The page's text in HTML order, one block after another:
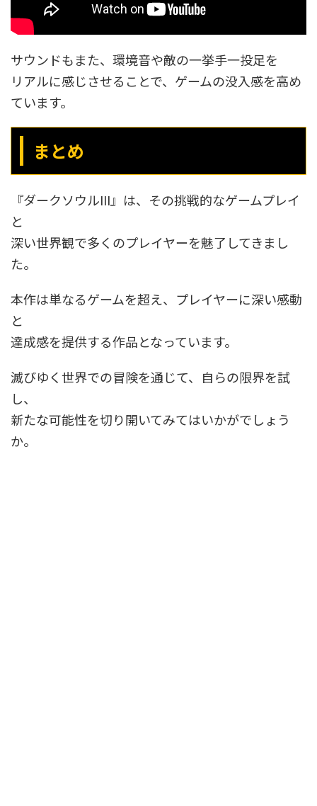
サウンドもまた、環境音や敵の一挙手一投足を
リアルに感じさせることで、ゲームの没入感を高め
ています。
まとめ
『ダークソウルIII』は、その挑戦的なゲームプレイ
と
深い世界観で多くのプレイヤーを魅了してきまし
た。
本作は単なるゲームを超え、プレイヤーに深い感動
と
達成感を提供する作品となっています。
滅びゆく世界での冒険を通じて、自らの限界を試
し、
新たな可能性を切り開いてみてはいかがでしょう
か。